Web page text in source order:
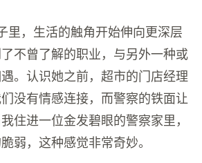
里，生活的触角开始伸向更深层
不曾了解的职业，与另外一种或
。认识她之前，超市的门店经理
没有情感连接，而警察的铁面让
住进一位金发碧眼的警察家里，
弱，这种感觉非常奇妙。